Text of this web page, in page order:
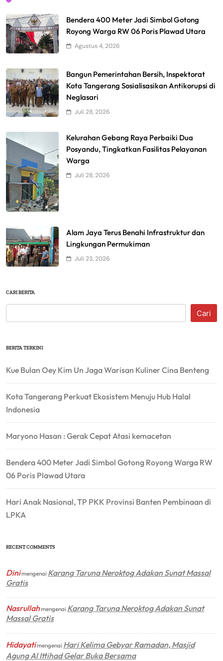
Bendera 400 Meter Jadi Simbol Gotong
Royong Warga RW 06 Poris Plawad Utara
Agustus 4, 2026
Bangun Pemerintahan Bersih, Inspektorat
Kota Tangerang Sosialisasikan Antikorupsi di
Neglasari
Juli 28, 2026
Kelurahan Gebang Raya Perbaiki Dua
Posyandu, Tingkatkan Fasilitas Pelayanan
Warga
Juli 28, 2026
Alam Jaya Terus Benahi Infrastruktur dan
Lingkungan Permukiman
Juli 23, 2026
CARI BERITA
Cari
BERITA TERKINI
Kue Bulan Oey Kim Un Jaga Warisan Kuliner Cina Benteng
Kota Tangerang Perkuat Ekosistem Menuju Hub Halal
Indonesia
Maryono Hasan : Gerak Cepat Atasi kemacetan
Bendera 400 Meter Jadi Simbol Gotong Royong Warga RW
06 Poris Plawad Utara
Hari Anak Nasional, TP PKK Provinsi Banten Pembinaan di
LPKA
RECENT COMMENTS
Dinimengenai Karang Taruna Neroktog Adakan Sunat Massal
Gratis
Nasrullahmengenai Karang Taruna Neroktog Adakan Sunat
Massal Gratis
Hidayatimengenai Hari Kelima Gebyar Ramadan, Masjid
Agung Al Ittihad Gelar Buka Bersama